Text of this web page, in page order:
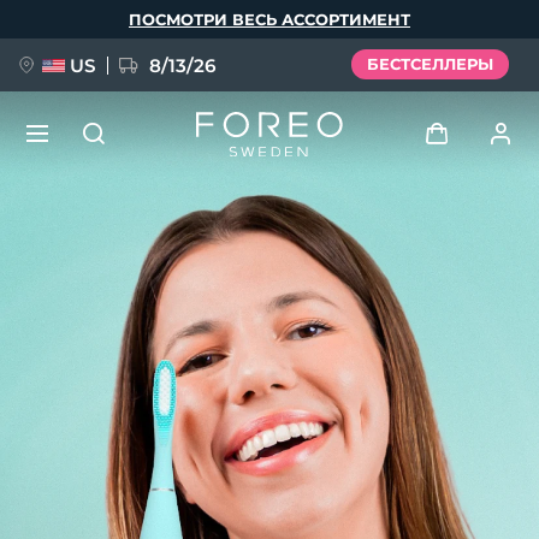
ПОСМОТРИ ВЕСЬ АССОРТИМЕНТ
US 8/13/26 БЕСТСЕЛЛЕРЫ
Профиль пользователя
Мои приборы
Мои заказы
Мои адреса
Мои подписки
FAQ™ Pure Beauty-Tech Elixir
BREAKING NEWS
issa™ Teeth Whitening Set
Deutsch
Español
Français
Italiano
Português
Svenska
Русский
简体中文 繁體中文